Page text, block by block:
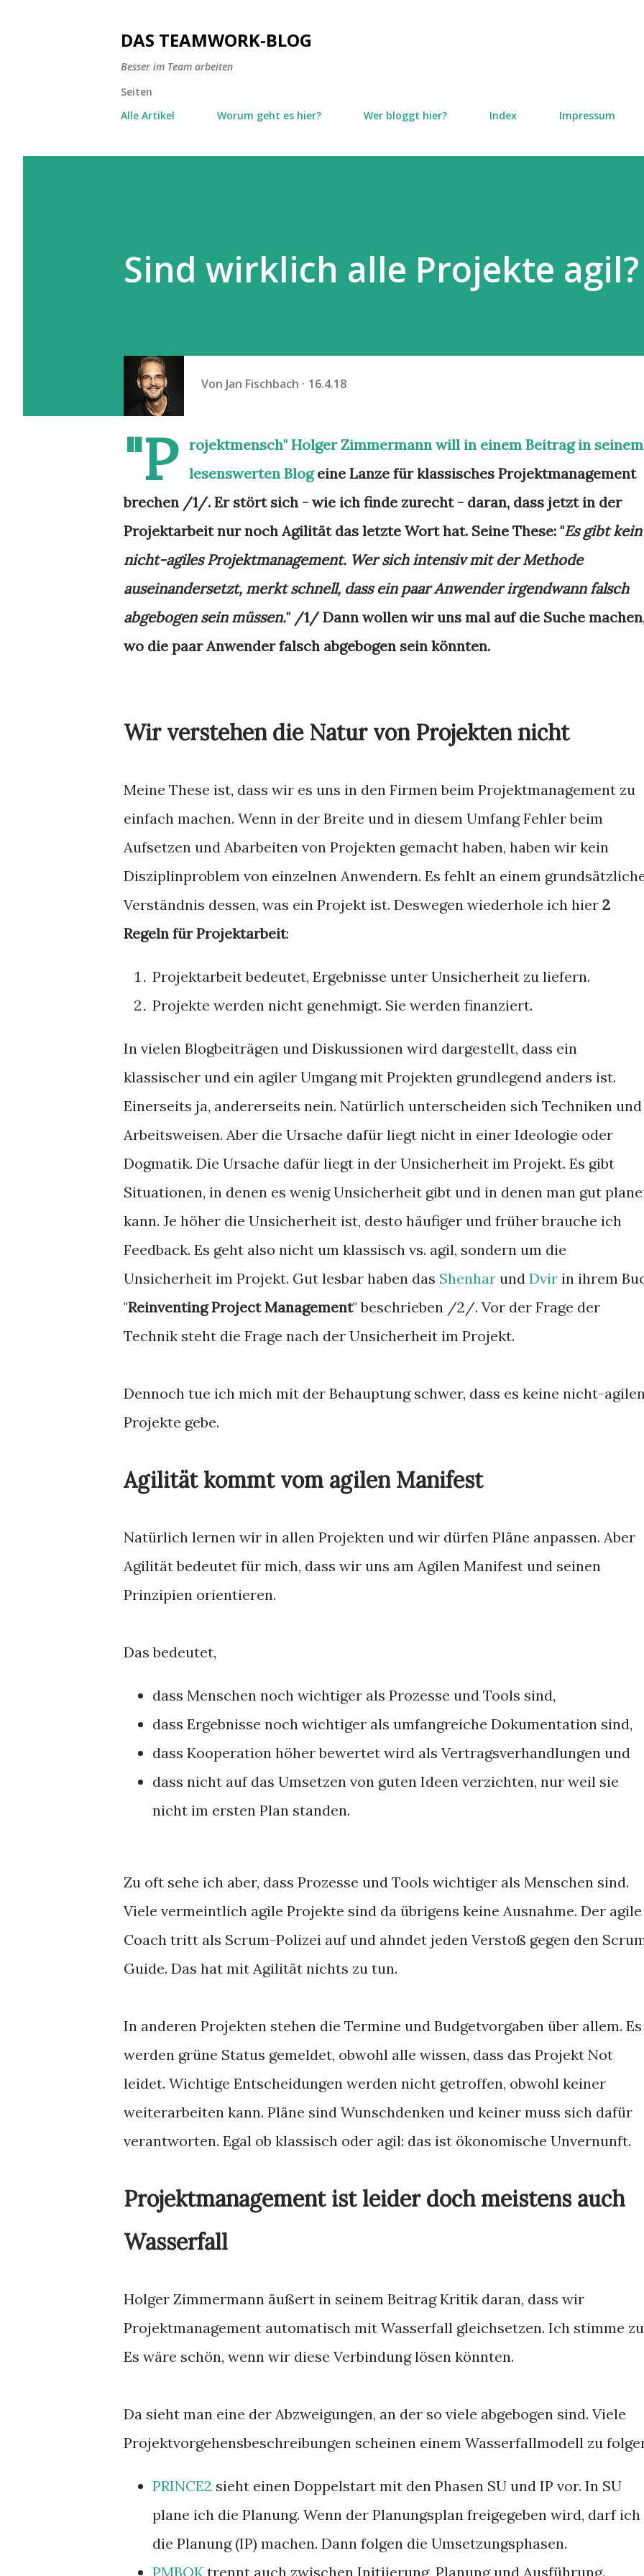
DAS TEAMWORK-BLOG
Besser im Team arbeiten
Seiten
Alle Artikel
Worum geht es hier? Wer bloggt hier? Index Impressum
Sind wirklich alle Projekte agil?
Von Jan Fischbach 16.4.18
"P
rojektmensch" Holger Zimmermann will in einem Beitrag in seinem
lesenswerten Blogeine Lanze für klassisches Projektmanagement
brechen /1/. Er stört sich - wie ich finde zurecht - daran, dass jetzt in der
Projektarbeit nur noch Agilität das letzte Wort hat. Seine These: "Es gibt kein
nicht-agiles Projektmanagement. Wer sich intensiv mit der Methode
auseinandersetzt, merkt schnell, dass ein paar Anwender irgendwann falsch
abgebogen sein müssen." /1/ Dann wollen wir uns mal auf die Suche
wo die paar Anwender falsch abgebogen sein könnten.
Wir verstehen die Natur von Projekten nicht
Meine These ist, dass wir es uns in den Firmen beim Projektmanagement zu
einfach machen. Wenn in der Breite und in diesem Umfang Fehler beim
Aufsetzen und Abarbeiten von Projekten gemacht haben, haben wir kein
Disziplinproblem von einzelnen Anwendern. Es fehlt an einem
Verständnis dessen, was ein Projekt ist. Deswegen wiederhole ich hier 2
Regeln für Projektarbeit:
Projektarbeit bedeutet, Ergebnisse unter Unsicherheit zu liefern.
Projekte werden nicht genehmigt. Sie werden finanziert.
In vielen Blogbeiträgen und Diskussionen wird dargestellt, dass ein
klassischer und ein agiler Umgang mit Projekten grundlegend anders ist.
Einerseits ja, andererseits nein. Natürlich unterscheiden sich Techniken und
Arbeitsweisen. Aber die Ursache dafür liegt nicht in einer Ideologie oder
Dogmatik. Die Ursache dafür liegt in der Unsicherheit im Projekt. Es gibt
Situationen, in denen es wenig Unsicherheit gibt und in denen man gut
kann. Je höher die Unsicherheit ist, desto häufiger und früher brauche ich
Feedback. Es geht also nicht um klassisch vs. agil, sondern um die
Unsicherheit im Projekt. Gut lesbar haben das Shenhar und Dvir in ihrem
"Reinventing Project Management" beschrieben /2/. Vor der Frage der
Technik steht die Frage nach der Unsicherheit im Projekt.
Dennoch tue ich mich mit der Behauptung schwer, dass es keine nicht-
Projekte gebe.
Agilität kommt vom agilen Manifest
Natürlich lernen wir in allen Projekten und wir dürfen Pläne anpassen. Aber
Agilität bedeutet für mich, dass wir uns am Agilen Manifest und seinen
Prinzipien orientieren.
Das bedeutet,
dass Menschen noch wichtiger als Prozesse und Tools sind,
dass Ergebnisse noch wichtiger als umfangreiche Dokumentation sind,
dass Kooperation höher bewertet wird als Vertragsverhandlungen und
dass nicht auf das Umsetzen von guten Ideen verzichten, nur weil sie
nicht im ersten Plan standen.
Zu oft sehe ich aber, dass Prozesse und Tools wichtiger als Menschen sind.
Viele vermeintlich agile Projekte sind da übrigens keine Ausnahme. Der agile
Coach tritt als Scrum-Polizei auf und ahndet jeden Verstoß gegen den
Guide. Das hat mit Agilität nichts zu tun.
In anderen Projekten stehen die Termine und Budgetvorgaben über allem. Es
werden grüne Status gemeldet, obwohl alle wissen, dass das Projekt Not
leidet. Wichtige Entscheidungen werden nicht getroffen, obwohl keiner
weiterarbeiten kann. Pläne sind Wunschdenken und keiner muss sich dafür
verantworten. Egal ob klassisch oder agil: das ist ökonomische Unvernunft.
Projektmanagement ist leider doch meistens auch
Wasserfall
Holger Zimmermann äußert in seinem Beitrag Kritik daran, dass wir
Projektmanagement automatisch mit Wasserfall gleichsetzen. Ich stimme
Es wäre schön, wenn wir diese Verbindung lösen könnten.
Da sieht man eine der Abzweigungen, an der so viele abgebogen sind. Viele
Projektvorgehensbeschreibungen scheinen einem Wasserfallmodell zu
PRINCE2 sieht einen Doppelstart mit den Phasen SU und IP vor. In SU
plane ich die Planung. Wenn der Planungsplan freigegeben wird, darf ich
die Planung (IP) machen. Dann folgen die Umsetzungsphasen.
PMBOK trennt auch zwischen Initiierung, Planung und Ausführung.